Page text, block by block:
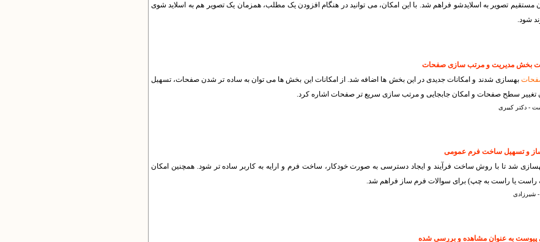
مستقیم تصویر به اسلایدشو فراهم شد. با این امکان، می توانید در هنگام افزودن یک مطلب، همزمان یک تصویر هم به اسلاید شوی
شود.
بهسازی شدند و امکانات جدیدی در این بخش ها اضافه شد. از امکانات این بخش ها می توان به ساده تر شدن صفحات، تسهیل
سطح صفحات و امکان جابجایی و مرتب سازی سریع تر صفحات اشاره کرد.
- دکتر کبیری
شد تا با روش ساخت فرآیند و ایجاد دسترسی به صورت خودکار، ساخت فرم و ارایه به کاربر ساده تر شود. همچنین امکان
یا راست به چپ) برای سوالات فرم ساز فراهم شد.
شیرزادی